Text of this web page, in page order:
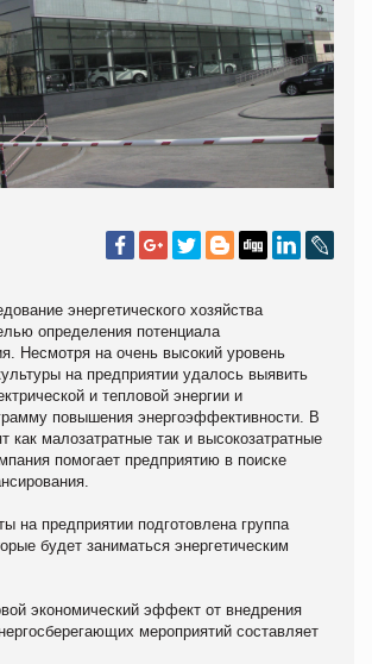
энергетического хозяйства
определения потенциала
Несмотря на очень высокий уровень
на предприятии удалось выявить
и тепловой энергии и
повышения энергоэффективности. В
как малозатратные так и высокозатратные
помогает предприятию в поиске
на предприятии подготовлена группа
будет заниматься энергетическим
экономический эффект от внедрения
мероприятий составляет